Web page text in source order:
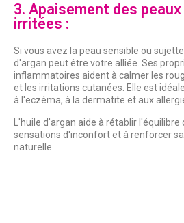
3. Apaisement des
irritées :
Si vous avez la peau sensible ou
d'argan peut être votre alliée. Ses
inflammatoires aident à calmer les
et les irritations cutanées. Elle est
à l'eczéma, à la dermatite et aux
L'huile d'argan aide à rétablir l'équilibre
sensations d'inconfort et à renforcer
naturelle.